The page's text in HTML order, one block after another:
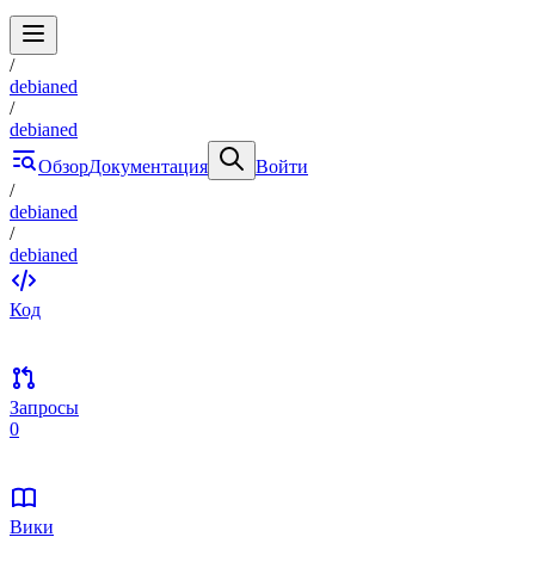
/
debianed
/
debianed
ОбзорДокументация
Войти
/
debianed
/
debianed
Код
Запросы
0
Вики